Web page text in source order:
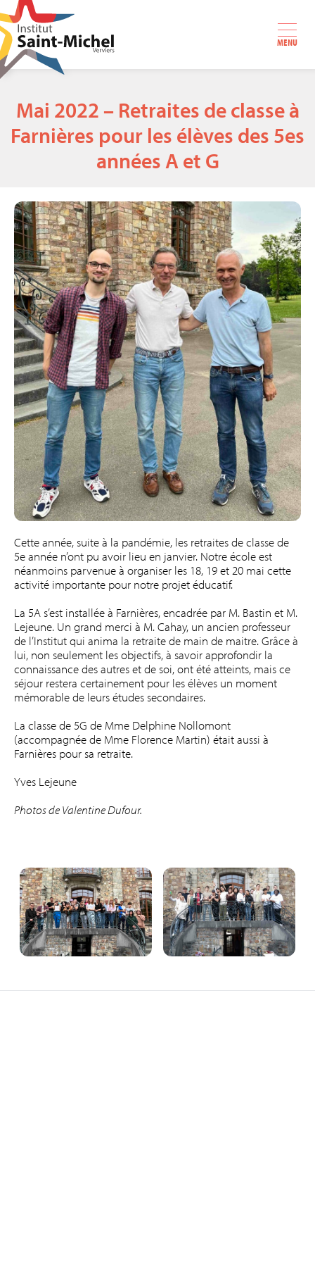
MENU
Mai 2022 – Retraites de classe à
Farnières pour les élèves des 5es
années A et G
Cette année, suite à la pandémie, les retraites de classe de
5e année n’ont pu avoir lieu en janvier. Notre école est
néanmoins parvenue à organiser les 18, 19 et 20 mai cette
activité importante pour notre projet éducatif.
La 5A s’est installée à Farnières, encadrée par M. Bastin et M.
Lejeune. Un grand merci à M. Cahay, un ancien professeur
de l’Institut qui anima la retraite de main de maitre. Grâce à
lui, non seulement les objectifs, à savoir approfondir la
connaissance des autres et de soi, ont été atteints, mais ce
séjour restera certainement pour les élèves un moment
mémorable de leurs études secondaires.
La classe de 5G de Mme Delphine Nollomont
(accompagnée de Mme Florence Martin) était aussi à
Farnières pour sa retraite.
Yves Lejeune
Photos de Valentine Dufour.